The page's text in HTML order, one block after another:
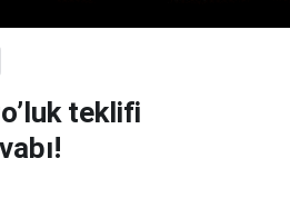
teklifi